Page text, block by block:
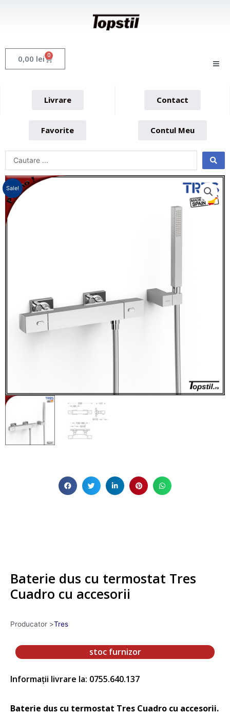
0,00 lei 0 Cart
Livrare Contact
Favorite Contul Meu
Sale!
Baterie dus cu termostat Tres
Cuadro cu accesorii
Producator >Tres
stoc furnizor
Informații livrare la: 0755.640.137
Baterie dus cu termostat Tres Cuadro cu accesorii.